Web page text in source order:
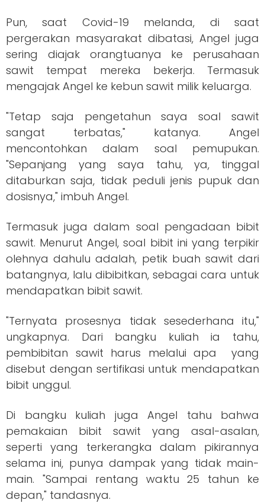
Pun, saat Covid-19 melanda, di saat
pergerakan masyarakat dibatasi, Angel juga
sering diajak orangtuanya ke perusahaan
sawit tempat mereka bekerja. Termasuk
mengajak Angel ke kebun sawit milik keluarga.
"Tetap saja pengetahun saya soal sawit
sangat terbatas," katanya. Angel
mencontohkan dalam soal pemupukan.
"Sepanjang yang saya tahu, ya, tinggal
ditaburkan saja, tidak peduli jenis pupuk dan
dosisnya," imbuh Angel.
Termasuk juga dalam soal pengadaan bibit
sawit. Menurut Angel, soal bibit ini yang terpikir
olehnya dahulu adalah, petik buah sawit dari
batangnya, lalu dibibitkan, sebagai cara untuk
mendapatkan bibit sawit.
"Ternyata prosesnya tidak sesederhana itu,"
ungkapnya. Dari bangku kuliah ia tahu,
pembibitan sawit harus melalui apa yang
disebut dengan sertifikasi untuk mendapatkan
bibit unggul.
Di bangku kuliah juga Angel tahu bahwa
pemakaian bibit sawit yang asal-asalan,
seperti yang terkerangka dalam pikirannya
selama ini, punya dampak yang tidak main-
main. "Sampai rentang waktu 25 tahun ke
depan," tandasnya.